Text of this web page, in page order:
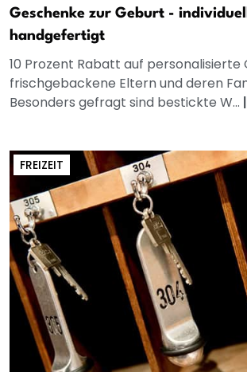
Geschenke zur Geburt -
handgefertigt
10 Prozent Rabatt auf personalisierte
frischgebackene Eltern und deren
Besonders gefragt sind bestickte W... |
FREIZEIT